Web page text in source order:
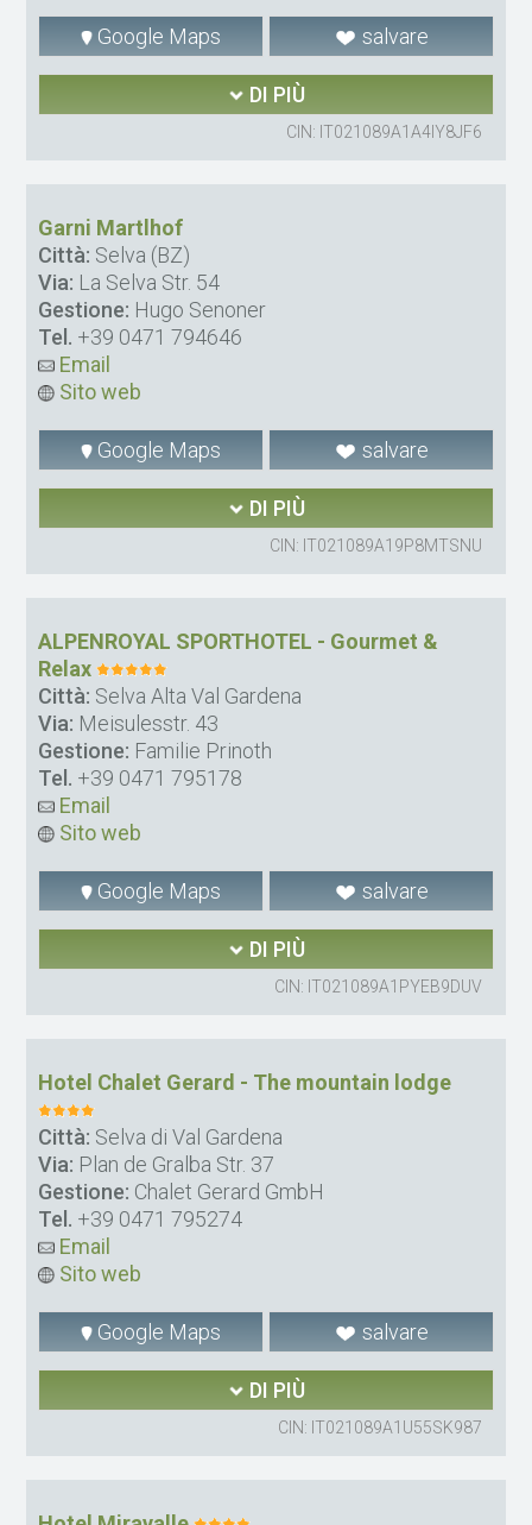
Google Maps salvare
DI PIÙ
CIN: IT021089A1A4IY8JF6
Garni Martlhof
Città: Selva (BZ)
Via: La Selva Str. 54
Gestione: Hugo Senoner
Tel. +39 0471 794646
Email
Sito web
Google Maps salvare
DI PIÙ
CIN: IT021089A19P8MTSNU
ALPENROYAL SPORTHOTEL - Gourmet &
Relax
Città: Selva Alta Val Gardena
Via: Meisulesstr. 43
Gestione: Familie Prinoth
Tel. +39 0471 795178
Email
Sito web
Google Maps salvare
DI PIÙ
CIN: IT021089A1PYEB9DUV
Hotel Chalet Gerard - The mountain lodge
Città: Selva di Val Gardena
Via: Plan de Gralba Str. 37
Gestione: Chalet Gerard GmbH
Tel. +39 0471 795274
Email
Sito web
Google Maps salvare
DI PIÙ
CIN: IT021089A1U55SK987